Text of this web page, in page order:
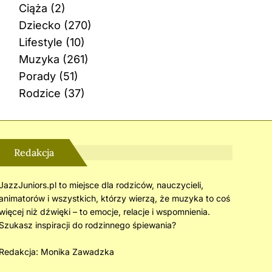
Ciąża (2)
Dziecko (270)
Lifestyle (10)
Muzyka (261)
Porady(51)
Rodzice (37)
Redakcja
to miejsce dla rodziców, nauczycieli,
i wszystkich, którzy wierzą, że muzyka to coś
niż dźwięki – to emocje, relacje i wspomnienia.
inspiracji do rodzinnego śpiewania?
Monika Zawadzka